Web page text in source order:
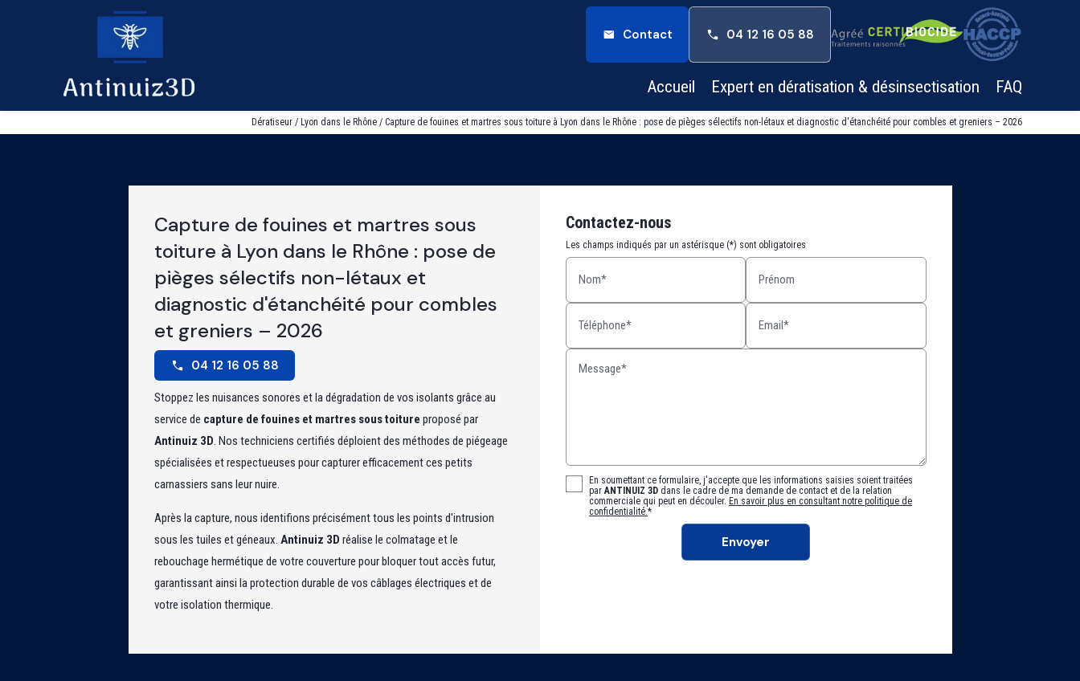
Contact 04 12 16 05 88
Accueil Expert en dératisation & désinsectisation FAQ
Dératiseur / Lyon dans le Rhône / Capture de fouines et martres sous toiture à Lyon dans le Rhône : pose de pièges sélectifs non-létaux et diagnostic d'étanchéité pour combles et greniers – 2026
Capture de fouines et martres sous
toiture à Lyon dans le Rhône : pose de
pièges sélectifs non-létaux et
diagnostic d'étanchéité pour combles
et greniers – 2026
04 12 16 05 88
Stoppez les nuisances sonores et la dégradation de vos isolants grâce au
service de capture de fouines et martres sous toiture proposé par
Antinuiz 3D. Nos techniciens certifiés déploient des méthodes de piégeage
spécialisées et respectueuses pour capturer efficacement ces petits
carnassiers sans leur nuire.
Après la capture, nous identifions précisément tous les points d'intrusion
sous les tuiles et géneaux. Antinuiz 3D réalise le colmatage et le
rebouchage hermétique de votre couverture pour bloquer tout accès futur,
garantissant ainsi la protection durable de vos câblages électriques et de
votre isolation thermique.
Contactez-nous
Les champs indiqués par un astérisque (*) sont obligatoires
Nom* Prénom
Téléphone* Email*
Message*
En soumettant ce formulaire, j'accepte que les informations saisies soient traitées
parANTINUIZ 3D dans le cadre de ma demande de contact et de la relation
commerciale qui peut en découler. En savoir plus en consultant notre politique de
confidentialité.*